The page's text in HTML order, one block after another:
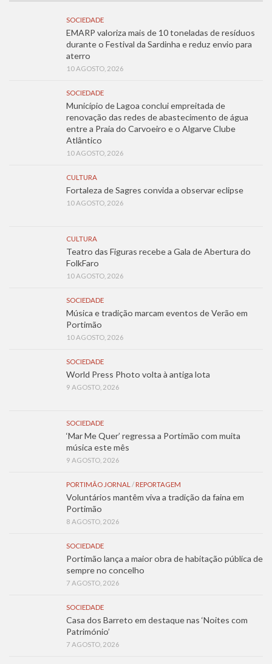
SOCIEDADE
EMARP valoriza mais de 10 toneladas de resíduos
durante o Festival da Sardinha e reduz envio para
aterro
10 AGOSTO, 2026
SOCIEDADE
Município de Lagoa conclui empreitada de
renovação das redes de abastecimento de água
entre a Praia do Carvoeiro e o Algarve Clube
Atlântico
10 AGOSTO, 2026
CULTURA
Fortaleza de Sagres convida a observar eclipse
10 AGOSTO, 2026
CULTURA
Teatro das Figuras recebe a Gala de Abertura do
FolkFaro
10 AGOSTO, 2026
SOCIEDADE
Música e tradição marcam eventos de Verão em
Portimão
10 AGOSTO, 2026
SOCIEDADE
World Press Photo volta à antiga lota
9 AGOSTO, 2026
SOCIEDADE
‘Mar Me Quer’ regressa a Portimão com muita
música este mês
9 AGOSTO, 2026
PORTIMÃO JORNAL / REPORTAGEM
Voluntários mantêm viva a tradição da faina em
Portimão
8 AGOSTO, 2026
SOCIEDADE
Portimão lança a maior obra de habitação pública de
sempre no concelho
7 AGOSTO, 2026
SOCIEDADE
Casa dos Barreto em destaque nas ‘Noites com
Património’
7 AGOSTO, 2026